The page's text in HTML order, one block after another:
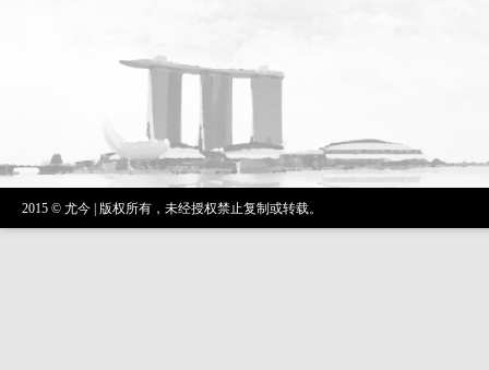
2015 © 尤今 | 版权所有，未经授权禁止复制或转载。